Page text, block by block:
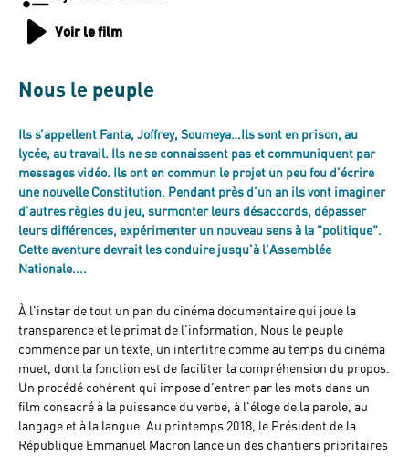
Voir le film
Nous le peuple
Ils s’appellent Fanta, Joffrey, Soumeya…Ils sont en prison, au
lycée, au travail. Ils ne se connaissent pas et communiquent par
messages vidéo. Ils ont en commun le projet un peu fou d’écrire
une nouvelle Constitution. Pendant près d’un an ils vont imaginer
d’autres règles du jeu, surmonter leurs désaccords, dépasser
leurs différences, expérimenter un nouveau sens à la "politique".
Cette aventure devrait les conduire jusqu'à l'Assemblée
Nationale....
À l'instar de tout un pan du cinéma documentaire qui joue la
transparence et le primat de l'information, Nous le peuple
commence par un texte, un intertitre comme au temps du cinéma
muet, dont la fonction est de faciliter la compréhension du propos.
Un procédé cohérent qui impose d'entrer par les mots dans un
film consacré à la puissance du verbe, à l'éloge de la parole, au
langage et à la langue. Au printemps 2018, le Président de la
République Emmanuel Macron lance un des chantiers prioritaires